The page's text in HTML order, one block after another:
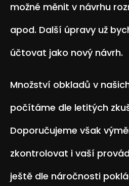
možné měnit v návrhu
apod. Další úpravy už
účtovat jako nový návrh.
Množství obkladů v
počítáme dle letitých
Doporučujeme však
zkontrolovat i vaší
ještě dle náročnosti